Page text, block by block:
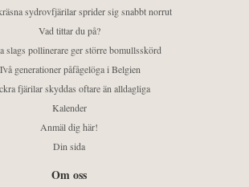
sydrovfjärilar sprider sig snabbt norrut
Vad tittar du på?
slags pollinerare ger större bomullsskörd
generationer påfågelöga i Belgien
fjärilar skyddas oftare än alldagliga
Kalender
Anmäl dig här!
Din sida
Om oss